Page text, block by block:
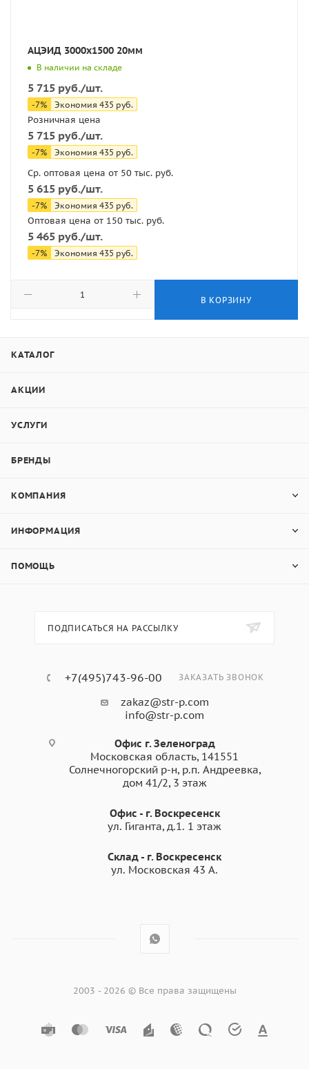
АЦЭИД 3000х1500 20мм
В наличии на складе
5 715 руб./шт.
-7% Экономия 435 руб.
Розничная цена
5 715 руб./шт.
-7% Экономия 435 руб.
Ср. оптовая цена от 50 тыс. руб.
5 615 руб./шт.
-7% Экономия 435 руб.
Оптовая цена от 150 тыс. руб.
5 465 руб./шт.
-7% Экономия 435 руб.
В КОРЗИНУ
КАТАЛОГ
АКЦИИ
УСЛУГИ
БРЕНДЫ
КОМПАНИЯ
ИНФОРМАЦИЯ
ПОМОЩЬ
ПОДПИСАТЬСЯ НА РАССЫЛКУ
+7(495)743-96-00 ЗАКАЗАТЬ ЗВОНОК
zakaz@str-p.com
info@str-p.com
Офис г. Зеленоград
Московская область, 141551
Солнечногорский р-н, р.п. Андреевка,
дом 41/2, 3 этаж
Офис - г. Воскресенск
ул. Гиганта, д.1. 1 этаж
Склад - г. Воскресенск
ул. Московская 43 А.
2003 - 2026 © Все права защищены